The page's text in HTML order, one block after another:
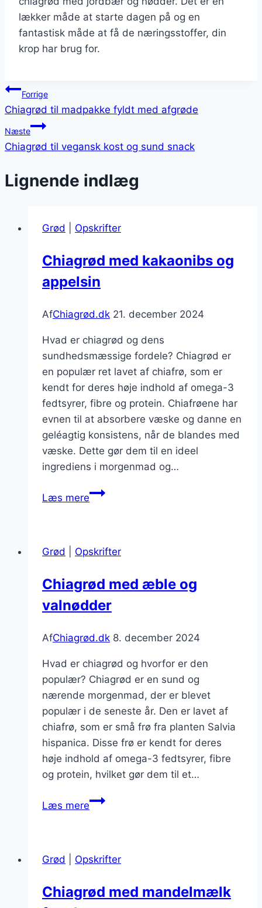
lækker måde at starte dagen på og en
fantastisk måde at få de næringsstoffer, din
krop har brug for.
Indlægsnavigation
Forrige
Chiagrød til madpakke fyldt med afgrøde
Næste
Chiagrød til vegansk kost og sund snack
Lignende indlæg
Grød Opskrifter
Chiagrød med kakaonibs og
appelsin
AfChiagrød.dk 21. december 2024
Hvad er chiagrød og dens
sundhedsmæssige fordele? Chiagrød er
en populær ret lavet af chiafrø, som er
kendt for deres høje indhold af omega-3
fedtsyrer, fibre og protein. Chiafrøene har
evnen til at absorbere væske og danne en
geléagtig konsistens, når de blandes med
væske. Dette gør dem til en ideel
ingrediens i morgenmad og…
Læs mereChiagrød
appelsin
Grød Opskrifter
Chiagrød med æble og
valnødder
AfChiagrød.dk 8. december 2024
Hvad er chiagrød og hvorfor er den
populær? Chiagrød er en sund og
nærende morgenmad, der er blevet
populær i de seneste år. Den er lavet af
chiafrø, som er små frø fra planten Salvia
hispanica. Disse frø er kendt for deres
høje indhold af omega-3 fedtsyrer, fibre
og protein, hvilket gør dem til et…
Læs mereChiagrød
valnødder
Grød Opskrifter
Chiagrød med mandelmælk